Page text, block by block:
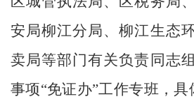
安局柳江分局、柳江生态
卖局等部门有关负责同志
事项“免证办”工作专班，具